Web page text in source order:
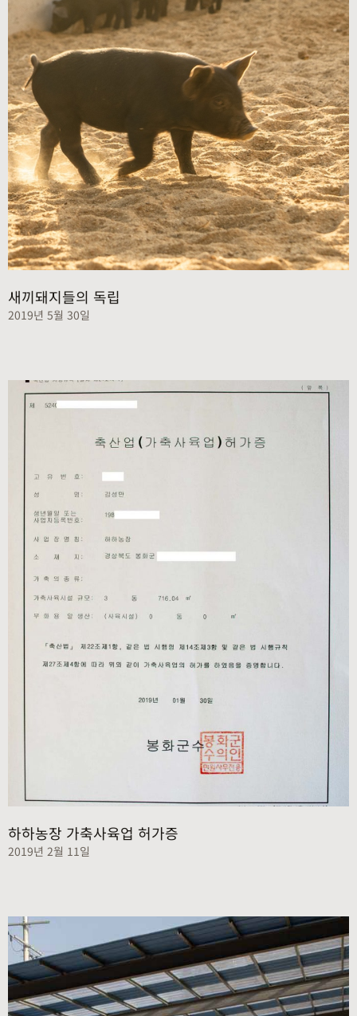
새끼돼지들의 독립
2019년 5월 30일
하하농장 가축사육업 허가증
2019년 2월 11일